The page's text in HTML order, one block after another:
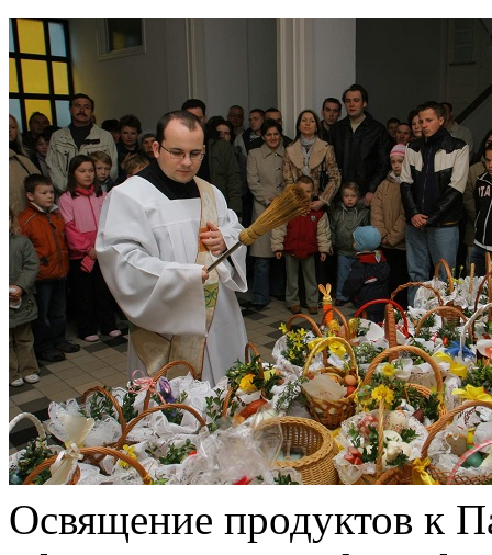
Освящение продуктов к